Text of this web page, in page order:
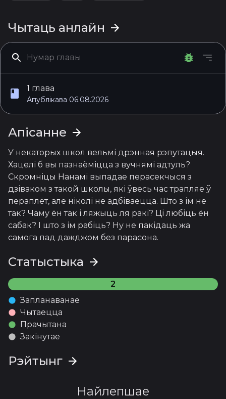
Чытаць анлайн
1 глава
Апублікава 06.08.2026
Апісанне
У некаторых школ вельмі дрэнная рэпутацыя.
Хацелі б вы пазнаёміцца з вучнямі адтуль?
Скромніцы Нанамі выпадае перасекчыся з
дзіваком з такой школы, які ўвесь час трапляе ў
пераплёт, але ніколі не адбіваецца. Што з ім не
так? Чаму ён так і ляжыць ля ракі? Ці любіць ён
сабак? І што з ім рабіць? Ну не пакідаць жа
самога пад дажджом без парасона.
Статыстыка
2
Запланаванае
Чытаецца
Прачытана
Закінутае
Рэйтынг
Найлепшае